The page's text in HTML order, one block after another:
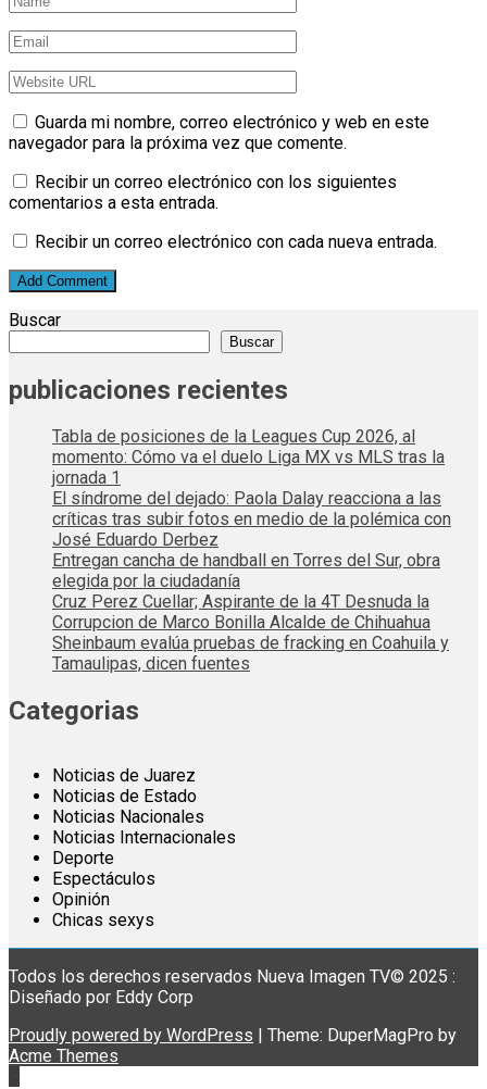
Guarda mi nombre, correo electrónico y web en este
navegador para la próxima vez que comente.
Recibir un correo electrónico con los siguientes
comentarios a esta entrada.
Recibir un correo electrónico con cada nueva entrada.
Buscar
Buscar
publicaciones recientes
Tabla de posiciones de la Leagues Cup 2026, al
momento: Cómo va el duelo Liga MX vs MLS tras la
jornada 1
El síndrome del dejado: Paola Dalay reacciona a las
críticas tras subir fotos en medio de la polémica con
José Eduardo Derbez
Entregan cancha de handball en Torres del Sur, obra
elegida por la ciudadanía
Cruz Perez Cuellar; Aspirante de la 4T Desnuda la
Corrupcion de Marco Bonilla Alcalde de Chihuahua
Sheinbaum evalúa pruebas de fracking en Coahuila y
Tamaulipas, dicen fuentes
Categorias
Noticias de Juarez
Noticias de Estado
Noticias Nacionales
Noticias Internacionales
Deporte
Espectáculos
Opinión
Chicas sexys
Todos los derechos reservados Nueva Imagen TV© 2025 :
Diseñado por Eddy Corp
Proudly powered by WordPress
Theme: DuperMagPro by
Acme Themes